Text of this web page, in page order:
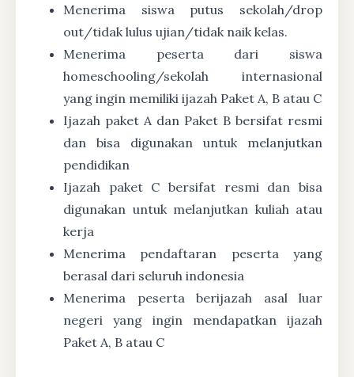
Menerima siswa putus sekolah/drop
out/tidak lulus ujian/tidak naik kelas.
Menerima peserta dari siswa
homeschooling/sekolah internasional
yang ingin memiliki ijazah Paket A, B atau C
Ijazah paket A dan Paket B bersifat resmi
dan bisa digunakan untuk melanjutkan
pendidikan
Ijazah paket C bersifat resmi dan bisa
digunakan untuk melanjutkan kuliah atau
kerja
Menerima pendaftaran peserta yang
berasal dari seluruh indonesia
Menerima peserta berijazah asal luar
negeri yang ingin mendapatkan ijazah
Paket A, B atau C